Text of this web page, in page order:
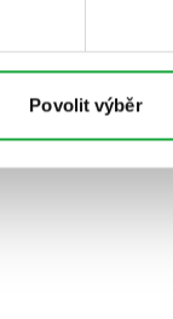
Povolit výběr